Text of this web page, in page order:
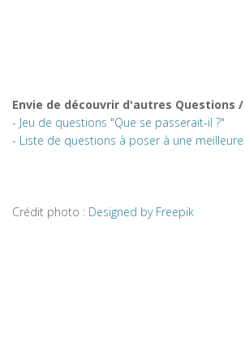
Envie de découvrir d'autres Questions
- Jeu de questions "Que se passerait-il ?"
- Liste de questions à poser à une
Crédit photo : Designed by Freepik